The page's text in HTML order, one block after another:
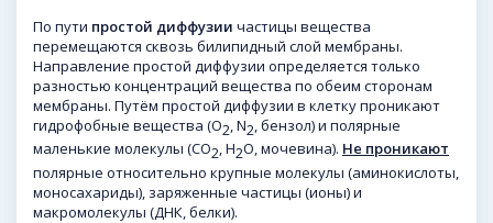
По пути простой диффузии частицы вещества
перемещаются сквозь билипидный слой мембраны.
Направление простой диффузии определяется только
разностью концентраций вещества по обеим сторонам
мембраны. Путём простой диффузии в клетку проникают
гидрофобные вещества (O2 , N2 , бензол) и полярные
маленькие молекулы (CO2, H2O, мочевина). Не проникают
полярные относительно крупные молекулы (аминокислоты,
моносахариды), заряженные частицы (ионы) и
макромолекулы (ДНК, белки).